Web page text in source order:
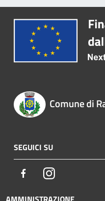
Comune di
SEGUICI SU
FacebookInstagram